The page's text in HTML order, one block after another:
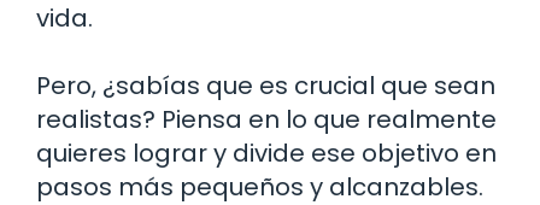
vida.
Pero, ¿sabías que es crucial que sean
realistas? Piensa en lo que realmente
quieres lograr y divide ese objetivo en
pasos más pequeños y alcanzables.